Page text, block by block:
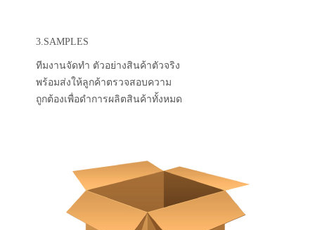
3.SAMPLES
ทีมงานจัดทำ ตัวอย่างสินค้าตัวจริง
พร้อมส่งให้ลูกค้าตรวจสอบความ
ถูกต้องเพื่อดำการผลิตสินค้าทั้งหมด